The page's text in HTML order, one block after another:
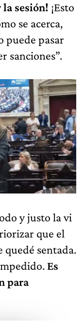
sesión! ¡Esto
se acerca,
puede pasar
sanciones”.
y justo la vi
que el
quedé sentada.
Es
para